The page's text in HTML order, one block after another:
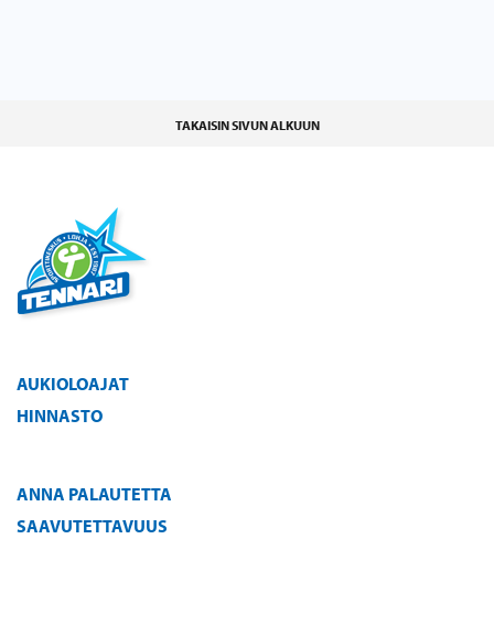
TAKAISIN SIVUN ALKUUN
AUKIOLOAJAT
HINNASTO
ANNA PALAUTETTA
SAAVUTETTAVUUS